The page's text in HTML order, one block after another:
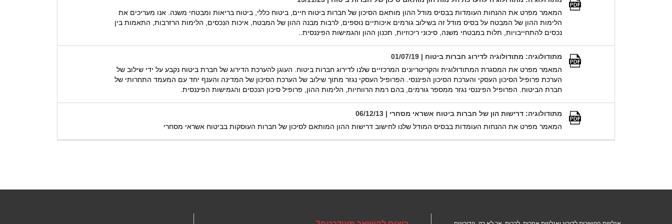
המאמר מפרט את ההנחות העומדות בבסיס מודל ההון מותאם הסיכון של חברות ביטוח חיים, ביטוח כללי, ביטוח בריאות ומבטחי משנה. אנו מעריכים את
הלימות ההון של המבטח על בסיס מודל זה בשילוב גורמים איכותיים נוספים, לרבות מבנה ההון של המבטח, איכות הנכסים, הלימות הרזרבות, התאמות בין
נכסים להתחייבויות, תלות במבטחי משנה, סיכוני ריכוזיות, תכנון ההון והגמישות הפיננסית..
מתודולוגיה: מתודולוגיה לדירוג חברות ביטוח | 01/07/19
המאמר מפרט את המסגרת המתודולוגית והקריטריונים המרכזיים שלנו לדירוג חברות ביטוח. העוגן להערכת הדירוג של חברת ביטוח נקבע על ידי שילוב של
הערכת פרופיל הסיכון העסקי והערכת הסיכון הפיננסי. הפרופיל העסקי נגזר מתוך שילוב של הערכת הסיכון של המדינה והענף יחד עם המעמד התחרותי של
חברת הביטוח. הפרופיל הפיננסי נגזר ממספר גורמים, בהם רמת הרווחיות, הלימות ההון, פרופיל סיכון הנכסים והגמישות הפיננסית.
מתודולוגיה: דרישות הון של חברות ביטוח אשראי מסחרי | 06/12/13
המאמר מפרט את ההנחות העומדות בבסיס המודל שלנו לחישוב דרישות ההון המותאם לסיכון של חברות העוסקות בביטוח אשראי מסחרי